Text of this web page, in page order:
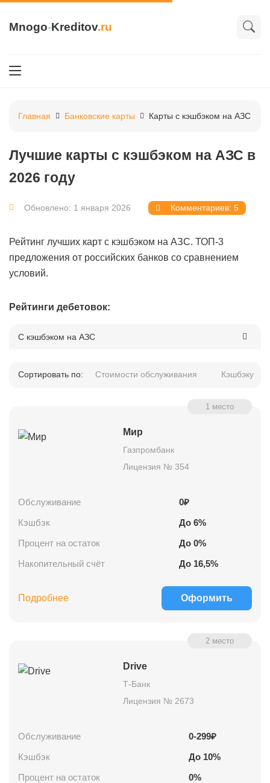
Mnogo-Kreditov.ru
Главная Банковские карты Карты с кэшбэком на АЗС
Лучшие карты с кэшбэком на АЗС в
2026 году
Обновлено: 1 января 2026 Комментариев: 5
Рейтинг лучших карт с кэшбэком на АЗС. ТОП-3
предложения от российских банков со сравнением
условий.
Рейтинги дебетовок:
С кэшбэком на АЗС
Сортировать по: Стоимости обслуживания Кэшбэку
Мир
1 место
Газпромбанк
Лицензия № 354
Обслуживание
0₽
Кэшбэк
До 6%
Процент на остаток
До 0%
Накопительный счёт
До 16,5%
Оформить
Подробнее
Drive
2 место
Т-Банк
Лицензия № 2673
Обслуживание
0-299₽
Кэшбэк
До 10%
Процент на остаток
0%